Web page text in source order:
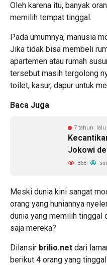
Oleh karena itu, banyak
memilih tempat tinggal.
Pada umumnya, manusia
Jika tidak bisa membeli
apartemen atau rumah
tersebut masih tergolong
toilet, kasur, dapur untuk
Baca Juga
7 tahun lalu
Jokowi
868
Meski dunia kini sangat
orang yang huniannya
dunia yang memilih tinggal
saja mereka?
Dilansir brilio.net dari
berikut 4 orang yang